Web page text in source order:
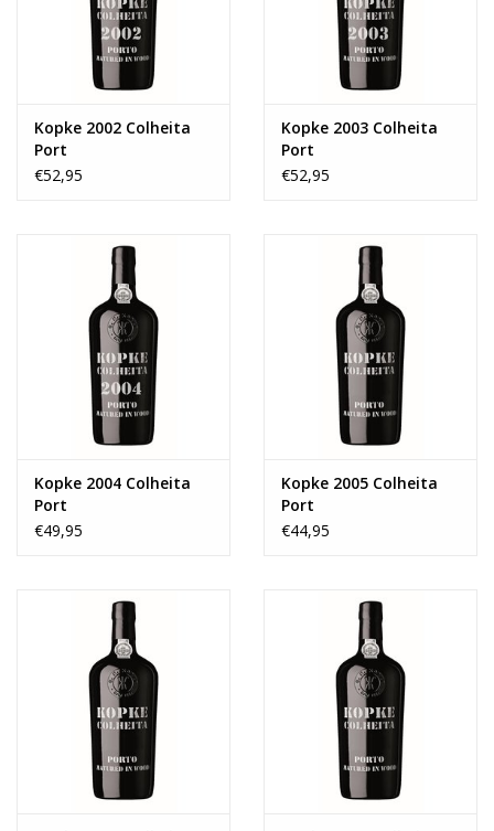
Kopke 2002 Colheita
Port
€52,95
Kopke 2003 Colheita
Port
€52,95
Kopke 2004 Colheita
Port
€49,95
Kopke 2005 Colheita
Port
€44,95